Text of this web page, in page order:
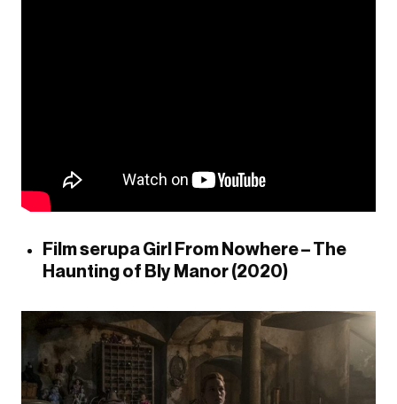
Film serupa Girl From Nowhere – The
Haunting of Bly Manor (2020)